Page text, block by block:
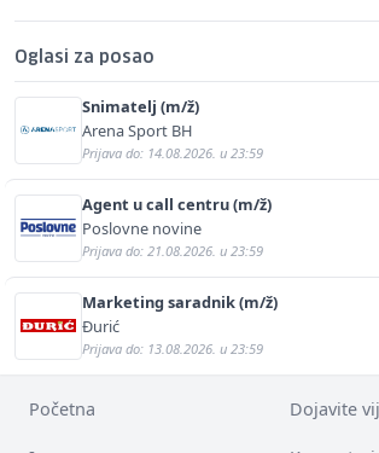
Oglasi za posao
Snimatelj (m/ž)
Arena Sport BH
Prijava do: 14.08.2026. u 23:59
Agent u call centru (m/ž)
Poslovne novine
Prijava do: 21.08.2026. u 23:59
Marketing saradnik (m/ž)
Đurić
Prijava do: 13.08.2026. u 23:59
Početna Dojavite